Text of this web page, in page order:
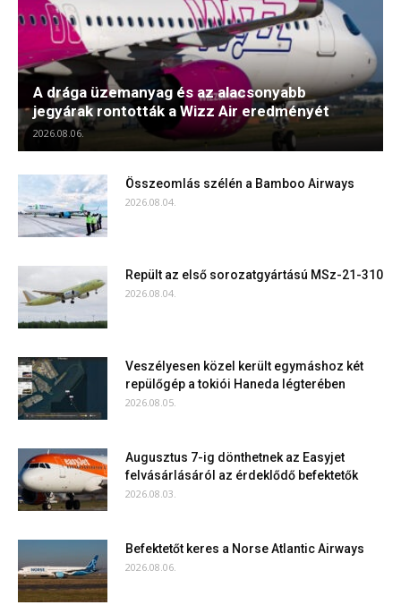
A drága üzemanyag és az alacsonyabb
jegyárak rontották a Wizz Air eredményét
2026.08.06.
Összeomlás szélén a Bamboo Airways
2026.08.04.
Repült az első sorozatgyártású MSz-21-310
2026.08.04.
Veszélyesen közel került egymáshoz két
repülőgép a tokiói Haneda légterében
2026.08.05.
Augusztus 7-ig dönthetnek az Easyjet
felvásárlásáról az érdeklődő befektetők
2026.08.03.
Befektetőt keres a Norse Atlantic Airways
2026.08.06.